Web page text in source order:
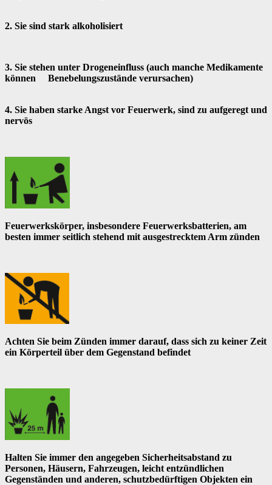
2. Sie sind stark alkoholisiert
3. Sie stehen unter Drogeneinfluss (auch manche Medikamente
können Benebelungszustände verursachen)
4. Sie haben starke Angst vor Feuerwerk, sind zu aufgeregt und
nervös
Feuerwerkskörper, insbesondere Feuerwerksbatterien, am
besten immer seitlich stehend mit ausgestrecktem Arm zünden
Achten Sie beim Zünden immer darauf, dass sich zu keiner Zeit
ein Körperteil über dem Gegenstand befindet
Halten Sie immer den angegeben Sicherheitsabstand zu
Personen, Häusern, Fahrzeugen, leicht entzündlichen
Gegenständen und anderen, schutzbedürftigen Objekten ein